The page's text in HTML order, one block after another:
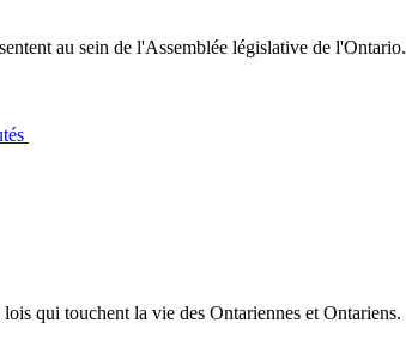
au sein de l'Assemblée législative de l'Ontario.
qui touchent la vie des Ontariennes et Ontariens.